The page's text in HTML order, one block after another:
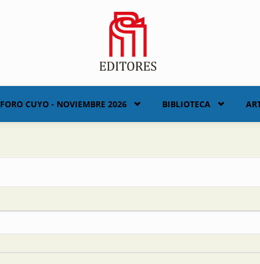
FORO CUYO - NOVIEMBRE 2026 BIBLIOTECA